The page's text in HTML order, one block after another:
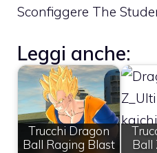
Sconfiggere The
Leggi anche:
Trucchi Dragon
Ball Raging Blast
Ball